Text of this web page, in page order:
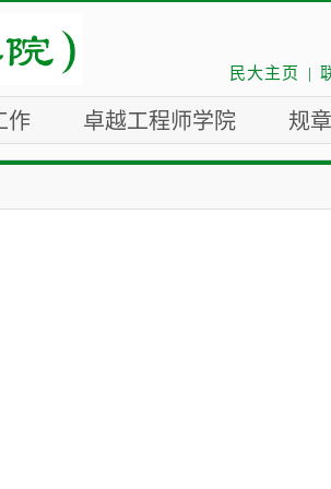
民大主页 |
作 卓越工程师学院 规